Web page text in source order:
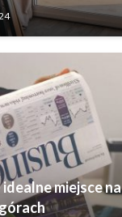
miejsce na